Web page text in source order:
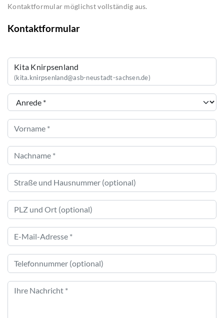
Kontaktformular möglichst vollständig aus.
Kontaktformular
Kita Knirpsenland
(kita.knirpsenland@asb-neustadt-sachsen.de)